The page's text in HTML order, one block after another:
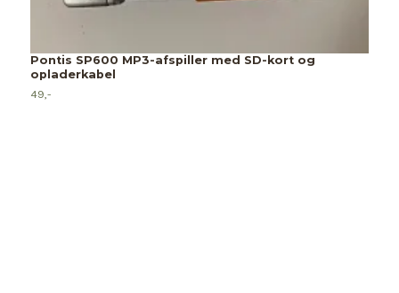
Pontis SP600 MP3-afspiller med SD-kort og
opladerkabel
49,-